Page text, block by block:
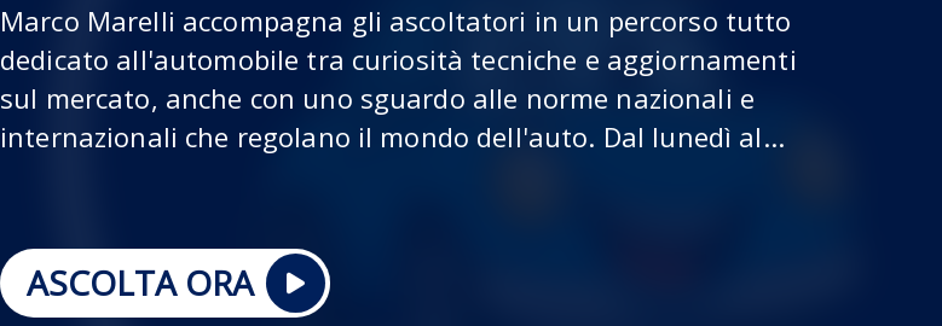
Marco Marelli accompagna gli ascoltatori in un percorso tutto
dedicato all'automobile tra curiosità tecniche e aggiornamenti
sul mercato, anche con uno sguardo alle norme nazionali e
internazionali che regolano il mondo dell'auto. Dal lunedì al...
ASCOLTA ORA